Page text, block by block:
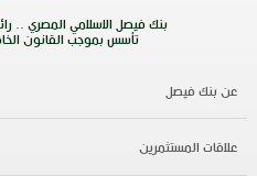
بنك فيصل الاسلامي المصري ..
تأسس بموجب القانون الخاص رقم 48
عن بنك فيصل
علاقات المستثمرين